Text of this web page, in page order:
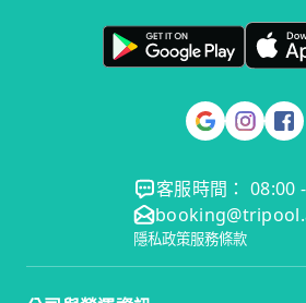
客服時間： 08:00
隱私政策服務條款